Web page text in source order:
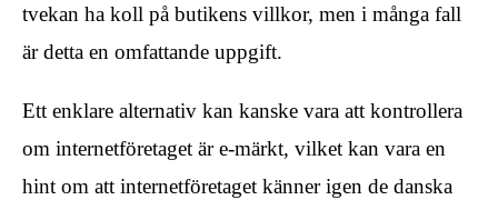
tvekan ha koll på butikens villkor, men i många fall
är detta en omfattande uppgift.
Ett enklare alternativ kan kanske vara att kontrollera
om internetföretaget är e-märkt, vilket kan vara en
hint om att internetföretaget känner igen de danska